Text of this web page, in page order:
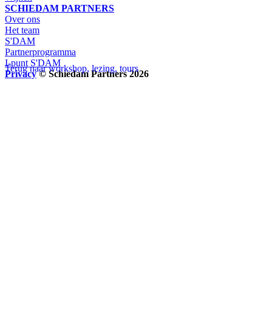
Terug naar workshop, lezing, tours
SCHIEDAM PARTNERS
Over ons
Het team
S'DAM
Partnerprogramma
I-punt S'DAM
Privacy © Schiedam Partners 2026